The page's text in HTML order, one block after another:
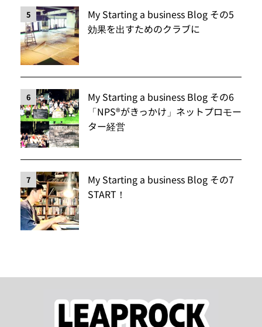
5
My Starting a business Blog その5
効果を出すためのクラブに
6
My Starting a business Blog その6
「NPS®️がきっかけ」ネットプロモー
ター経営
7
My Starting a business Blog その7
START！